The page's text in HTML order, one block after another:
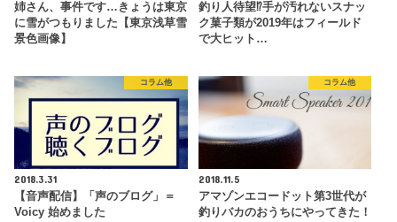
姉さん、事件です…きょうは東京
に雪がつもりました【東京浅草雪
景色画像】
釣り人待望⁉手が汚れないスナッ
ク菓子類が2019年はフィールド
で大ヒット…
コラム他
2018.3.31
【音声配信】「声のブログ」＝
Voicy 始めました
コラム他
2018.11.5
アマゾンエコードット第3世代が
釣りバカのおうちにやってきた！